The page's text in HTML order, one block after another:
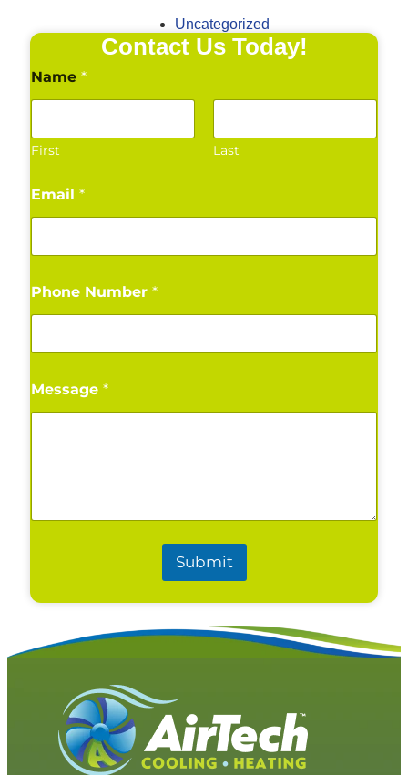
Uncategorized
Contact Us Today!
Name *
First Last
Email *
Phone Number *
Message *
Submit